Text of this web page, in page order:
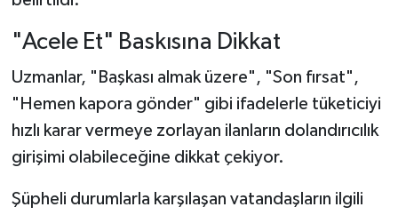
"Acele Et" Baskısına Dikkat
Uzmanlar, "Başkası almak üzere", "Son fırsat",
"Hemen kapora gönder" gibi ifadelerle tüketiciyi
hızlı karar vermeye zorlayan ilanların dolandırıcılık
girişimi olabileceğine dikkat çekiyor.
Şüpheli durumlarla karşılaşan vatandaşların ilgili